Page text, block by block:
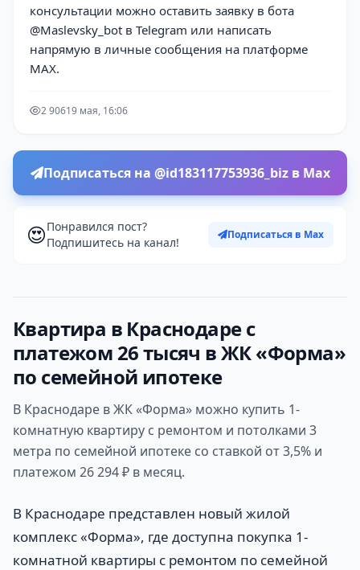
консультации можно оставить заявку в бота
@Maslevsky_bot в Telegram или написать
напрямую в личные сообщения на платформе
MAX.
2 90619 мая, 16:06
Подписаться на @id183117753936_biz в Max
😍Понравился пост?
Подпишитесь на канал!
Подписаться в Max
Квартира в Краснодаре с
платежом 26 тысяч в ЖК «Форма»
по семейной ипотеке
В Краснодаре в ЖК «Форма» можно купить 1-
комнатную квартиру с ремонтом и потолками 3
метра по семейной ипотеке со ставкой от 3,5% и
платежом 26 294 ₽ в месяц.
В Краснодаре представлен новый жилой
комплекс «Форма», где доступна покупка 1-
комнатной квартиры с ремонтом по семейной